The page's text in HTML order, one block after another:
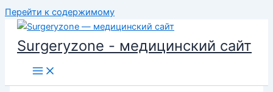
Перейти к содержимому
Surgeryzone - медицинский сайт